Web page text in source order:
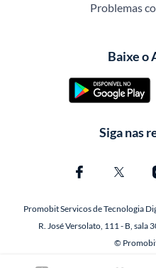
Problemas
Baixe o
Siga nas
Promobit Servicos de Tecnologia
R. José Versolato, 111 - B, sala
©